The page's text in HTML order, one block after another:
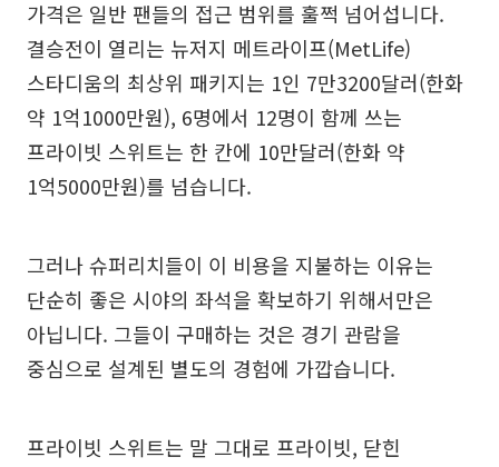
가격은 일반 팬들의 접근 범위를 훌쩍 넘어섭니다.
결승전이 열리는 뉴저지 메트라이프(MetLife)
스타디움의 최상위 패키지는 1인 7만3200달러(한화
약 1억1000만원), 6명에서 12명이 함께 쓰는
프라이빗 스위트는 한 칸에 10만달러(한화 약
1억5000만원)를 넘습니다.
그러나 슈퍼리치들이 이 비용을 지불하는 이유는
단순히 좋은 시야의 좌석을 확보하기 위해서만은
아닙니다. 그들이 구매하는 것은 경기 관람을
중심으로 설계된 별도의 경험에 가깝습니다.
프라이빗 스위트는 말 그대로 프라이빗, 닫힌